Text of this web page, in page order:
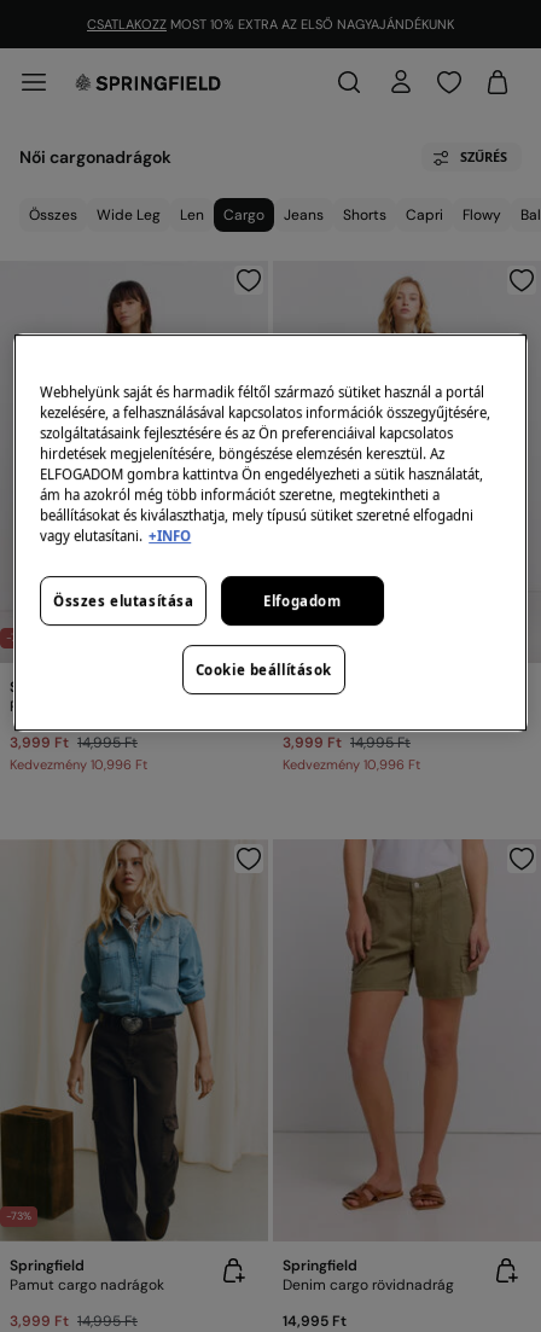
CSATLAKOZZ MOST 10% EXTRA AZ ELSŐ NAGYAJÁNDÉKUNK
Női cargonadrágok SZŰRÉS
Összes Wide Leg Len Cargo Jeans Shorts Capri Flowy
-73%
Springfield
Pamut cargo nadrág
3,999 Ft 14,995 Ft
Kedvezmény 10,996 Ft
Springfield
3,999 Ft 14,995 Ft
Kedvezmény 10,996 Ft
-73%
Springfield
Pamut cargo nadrágok
3,999 Ft 14,995 Ft
Springfield
Denim cargo rövidnadrág
14,995 Ft
Webhelyünk saját és harmadik féltől származó sütiket használ a portál
kezelésére, a felhasználásával kapcsolatos információk összegyűjtésére,
szolgáltatásaink fejlesztésére és az Ön preferenciáival kapcsolatos
hirdetések megjelenítésére, böngészése elemzésén keresztül. Az
ELFOGADOM gombra kattintva Ön engedélyezheti a sütik használatát,
ám ha azokról még több információt szeretne, megtekintheti a
beállításokat és kiválaszthatja, mely típusú sütiket szeretné elfogadni
vagy elutasítani. +INFO
Összes elutasítása Elfogadom
Cookie beállítások